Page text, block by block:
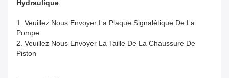
Hydraulique
1. Veuillez Nous Envoyer La Plaque Signalétique De La
Pompe
2. Veuillez Nous Envoyer La Taille De La Chaussure De
Piston